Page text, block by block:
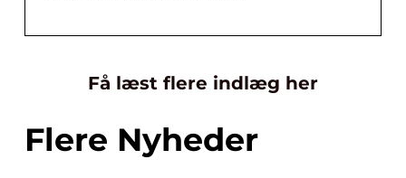
Få læst flere indlæg her
Flere Nyheder